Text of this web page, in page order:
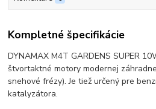
Kompletné špecifikácie
DYNAMAX M4T GARDENS SUPER
štvortaktné motory modernej
snehové frézy). Je tiež určený pre
katalyzátora.